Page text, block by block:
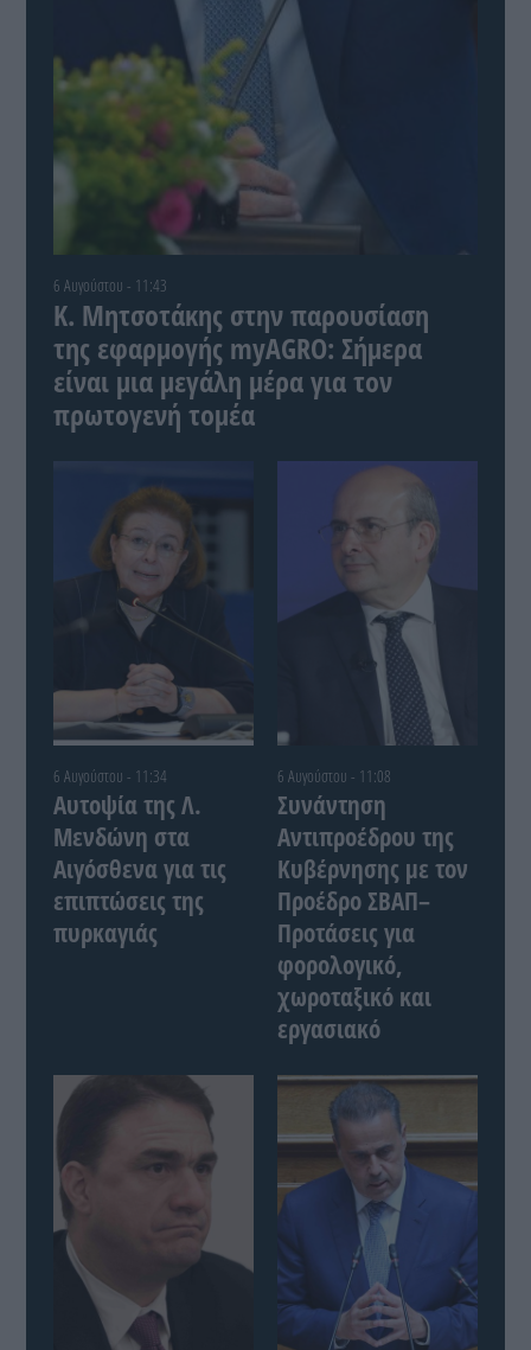
6 Αυγούστου - 11:43
Κ. Μητσοτάκης στην παρουσίαση
της εφαρμογής myAGRO: Σήμερα
είναι μια μεγάλη μέρα για τον
πρωτογενή τομέα
6 Αυγούστου - 11:34
Αυτοψία της Λ.
Μενδώνη στα
Αιγόσθενα για τις
επιπτώσεις της
πυρκαγιάς
6 Αυγούστου - 11:08
Συνάντηση
Αντιπροέδρου της
Κυβέρνησης με τον
Προέδρο ΣΒΑΠ–
Προτάσεις για
φορολογικό,
χωροταξικό και
εργασιακό